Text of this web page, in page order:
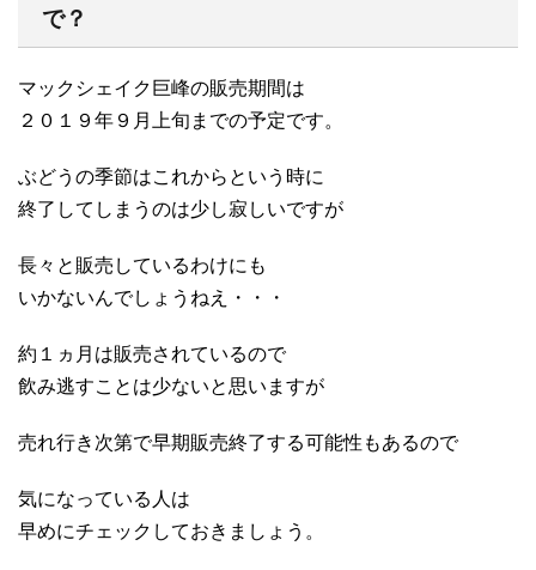
で？
マックシェイク巨峰の販売期間は
２０１９年９月上旬までの予定です。
ぶどうの季節はこれからという時に
終了してしまうのは少し寂しいですが
長々と販売しているわけにも
いかないんでしょうねえ・・・
約１ヵ月は販売されているので
飲み逃すことは少ないと思いますが
売れ行き次第で早期販売終了する可能性もあるので
気になっている人は
早めにチェックしておきましょう。